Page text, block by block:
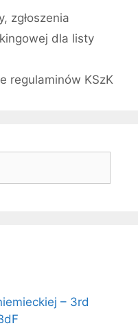
, zgłoszenia
dla listy
regulaminów KSzK
– 3rd